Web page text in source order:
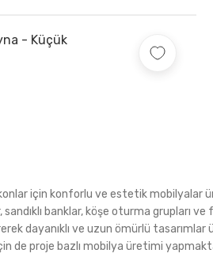
- Küçük
için konforlu ve estetik mobilyalar
banklar, köşe oturma grupları
dayanıklı ve uzun ömürlü
de proje bazlı mobilya üretimi